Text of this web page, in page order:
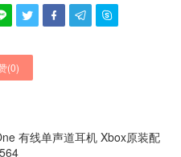
   
(0)
有线单声道耳机 Xbox原装配